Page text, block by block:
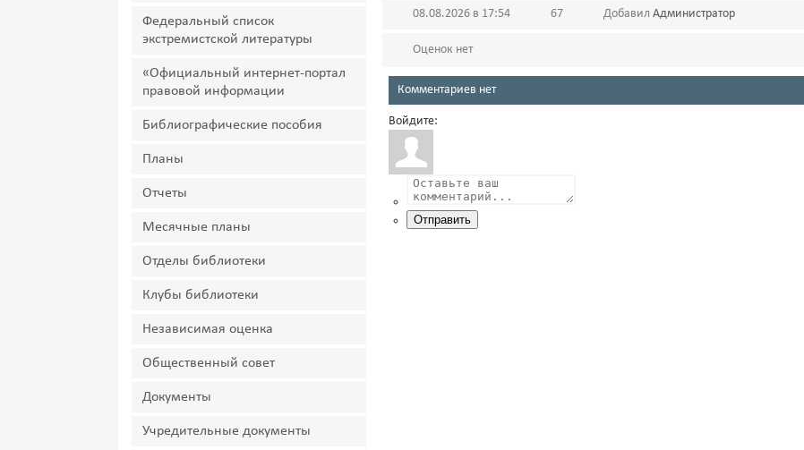
Федеральный список
экстремистской литературы
«Официальный интернет-портал
правовой информации
Библиографические пособия
Планы
Отчеты
Месячные планы
Отделы библиотеки
Клубы библиотеки
Независимая оценка
Общественный совет
Документы
Учредительные документы
08.08.2026 в 17:54 67 Добавил Администратор
Оценок нет
Комментариев нет
Войдите:
Отправить